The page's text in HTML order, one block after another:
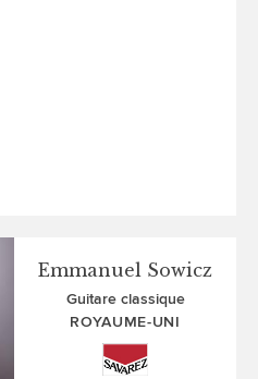
Emmanuel Sowicz
Guitare classique
ROYAUME-UNI